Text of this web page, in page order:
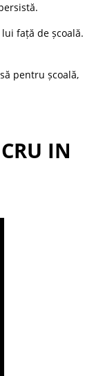
față de școală.
pentru școală,
IN